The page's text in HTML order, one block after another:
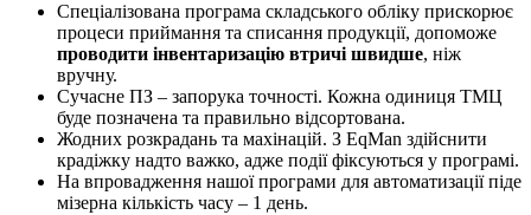
Спеціалізована програма складського обліку прискорює
процеси приймання та списання продукції, допоможе
проводити інвентаризацію втричі швидше, ніж
вручну.
Сучасне ПЗ – запорука точності. Кожна одиниця ТМЦ
буде позначена та правильно відсортована.
Жодних розкрадань та махінацій. З EqMan здійснити
крадіжку надто важко, адже події фіксуються у програмі.
На впровадження нашої програми для автоматизації піде
мізерна кількість часу – 1 день.